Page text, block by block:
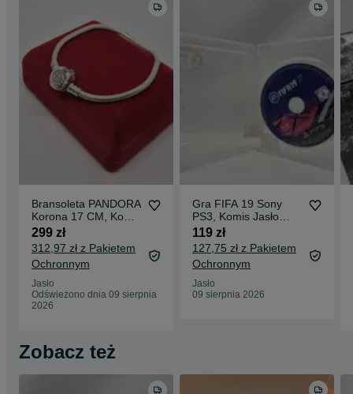
Bransoleta PANDORA
Korona 17 CM, Komis
Jasło Czackiego
299 zł
312,97 zł z Pakietem
Ochronnym
Jasło
Odświeżono dnia 09 sierpnia
2026
Gra FIFA 19 Sony
PS3, Komis Jasło
Czackiego
119 zł
127,75 zł z Pakietem
Ochronnym
Jasło
09 sierpnia 2026
Zobacz też